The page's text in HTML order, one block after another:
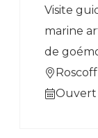
Visite
marine
de
de
Roscoff
Ouvert